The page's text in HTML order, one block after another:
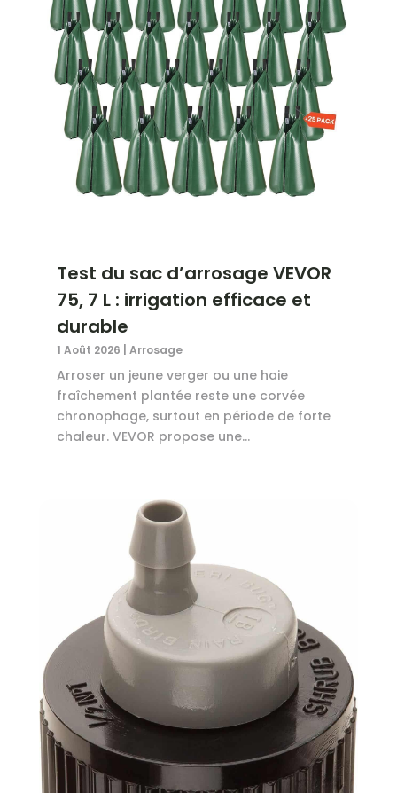
Test du sac d’arrosage VEVOR
75, 7 L : irrigation efficace et
durable
1 Août 2026 Arrosage
Arroser un jeune verger ou une haie
fraîchement plantée reste une corvée
chronophage, surtout en période de forte
chaleur. VEVOR propose une...